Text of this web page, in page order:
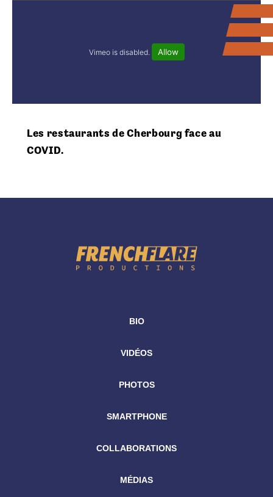
Vimeo is disabled. Allow
Les restaurants de Cherbourg face au
COVID.
BIO
VIDÉOS
PHOTOS
SMARTPHONE
COLLABORATIONS
MÉDIAS